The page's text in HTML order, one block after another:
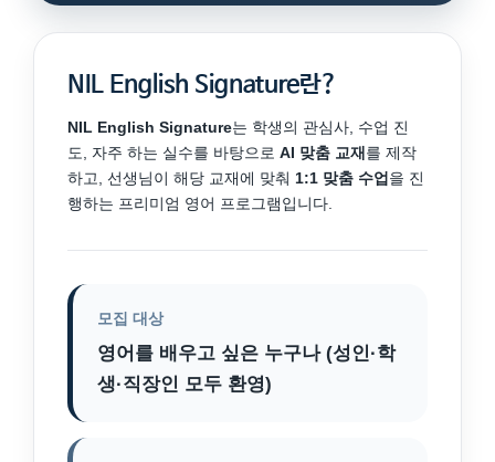
NIL English Signature란?
NIL English Signature는 학생의 관심사, 수업 진
도, 자주 하는 실수를 바탕으로 AI 맞춤 교재 를 제작
하고, 선생님이 해당 교재에 맞춰 1:1 맞춤 수업 을 진
행하는 프리미엄 영어 프로그램입니다.
모집 대상
영어를 배우고 싶은 누구나 (성인·학
생·직장인 모두 환영)